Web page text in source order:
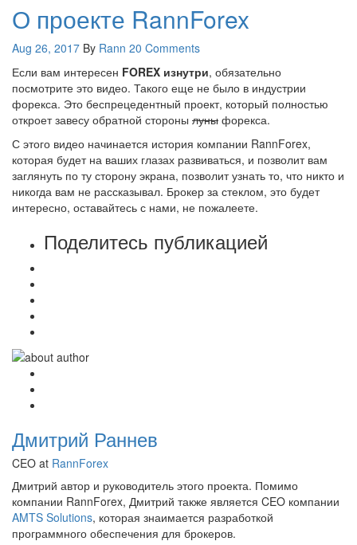
О проекте RannForex
Aug 26, 2017 By Rann 20 Comments
Если вам интересен FOREX изнутри, обязательно
посмотрите это видео. Такого еще не было в индустрии
форекса. Это беспрецедентный проект, который полностью
откроет завесу обратной стороны луны форекса.
С этого видео начинается история компании RannForex,
которая будет на ваших глазах развиваться, и позволит вам
заглянуть по ту сторону экрана, позволит узнать то, что никто и
никогда вам не рассказывал. Брокер за стеклом, это будет
интересно, оставайтесь с нами, не пожалеете.
Поделитесь публикацией
Дмитрий Раннев
CEO at RannForex
Дмитрий автор и руководитель этого проекта. Помимо
компании RannForex, Дмитрий также является CEO компании
AMTS Solutions, которая знаимается разработкой
программного обеспечения для брокеров.